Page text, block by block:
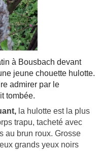
à Bousbach devant
jeune chouette hulotte.
admirer par le
tombée.
, la hulotte est la plus
trapu, tacheté avec
au brun roux. Grosse
grands yeux noirs